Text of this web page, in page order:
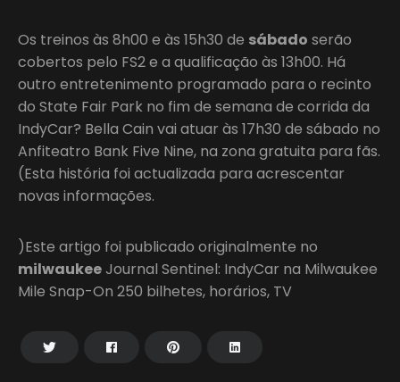
Os treinos às 8h00 e às 15h30 de sábado serão
cobertos pelo FS2 e a qualificação às 13h00. Há
outro entretenimento programado para o recinto
do State Fair Park no fim de semana de corrida da
IndyCar? Bella Cain vai atuar às 17h30 de sábado no
Anfiteatro Bank Five Nine, na zona gratuita para fãs.
(Esta história foi actualizada para acrescentar
novas informações.
)Este artigo foi publicado originalmente no
milwaukeeJournal Sentinel: IndyCar na Milwaukee
Mile Snap-On 250 bilhetes, horários, TV